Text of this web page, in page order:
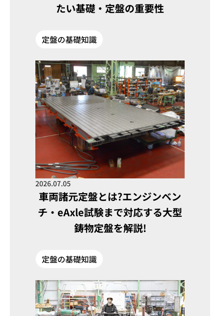
たい基礎・定盤の重要性
定盤の基礎知識
2026.07.05
車両諸元定盤とは?エンジンベン
チ・eAxle試験まで対応する大型
鋳物定盤を解説!
定盤の基礎知識